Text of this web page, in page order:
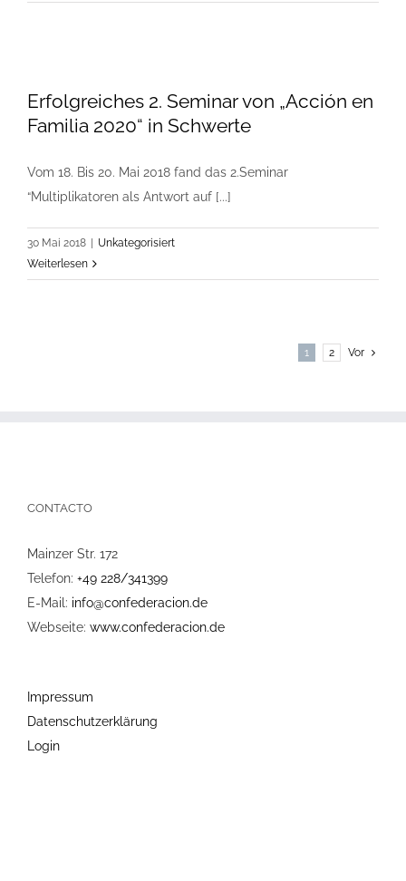
Erfolgreiches 2. Seminar von „Acción en
Familia 2020“ in Schwerte
Vom 18. Bis 20. Mai 2018 fand das 2.Seminar
“Multiplikatoren als Antwort auf [...]
30 Mai 2018 | Unkategorisiert
Weiterlesen
1 2 Vor
CONTACTO
Mainzer Str. 172
Telefon: +49 228/341399
E-Mail: info@confederacion.de
Webseite: www.confederacion.de
Impressum
Datenschutzerklärung
Login